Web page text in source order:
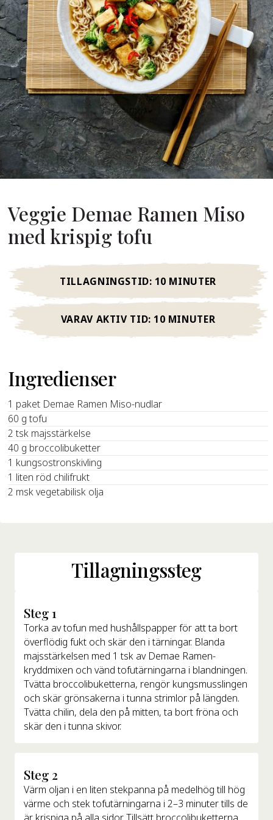
Oss
Grundare
Historia
Vanliga
Frågor
Veggie Demae Ramen Miso
med krispig tofu
TILLAGNINGSTID: 10 MINUTER
VARAV AKTIV TID: 10 MINUTER
Ingredienser
1 paket Demae Ramen Miso-nudlar
60 g tofu
2 tsk majsstärkelse
40 g broccolibuketter
1 kungsostronskivling
1 liten röd chilifrukt
2 msk vegetabilisk olja
Tillagningssteg
Steg 1
Torka av tofun med hushållspapper för att ta bort
överflödig fukt och skär den i tärningar. Blanda
majsstärkelsen med 1 tsk av Demae Ramen-
kryddmixen och vänd tofutärningarna i blandningen.
Tvätta broccolibuketterna, rengör kungsmusslingen
och skär grönsakerna i tunna strimlor på längden.
Tvätta chilin, dela den på mitten, ta bort fröna och
skär den i tunna skivor.
Steg 2
Värm oljan i en liten stekpanna på medelhög till hög
värme och stek tofutärningarna i 2–3 minuter tills de